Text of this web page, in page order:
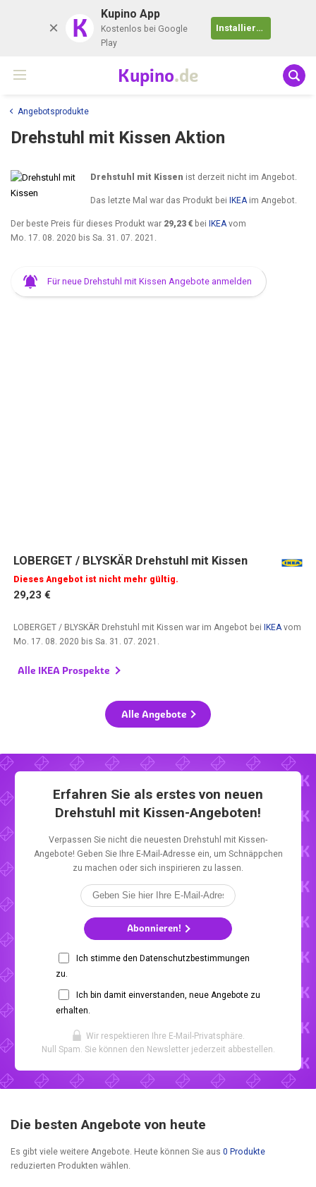
K Kupino App
Kostenlos bei Google
Play
Installieren
Kupino.de
Angebotsprodukte
Drehstuhl mit Kissen Aktion
Drehstuhl mit Kissen ist derzeit nicht im Angebot.
Das letzte Mal war das Produkt bei IKEAim Angebot.
Der beste Preis für dieses Produkt war 29,23 € bei IKEA vom
Mo. 17. 08. 2020 bis Sa. 31. 07. 2021
Für neue Drehstuhl mit Kissen Angebote anmelden
LOBERGET / BLYSKÄR Drehstuhl mit Kissen
Dieses Angebot ist nicht mehr gültig.
29,23 €
LOBERGET / BLYSKÄR Drehstuhl mit Kissen war im Angebot beiIKEA vom
Mo. 17. 08. 2020 bisSa. 31. 07. 2021
Alle IKEA Prospekte
Alle Angebote
Erfahren Sie als erstes von neuen
Drehstuhl mit Kissen-Angeboten!
Verpassen Sie nicht die neuesten Drehstuhl mit Kissen-
Angebote! Geben Sie Ihre E-Mail-Adresse ein, um Schnäppchen
zu machen oder sich inspirieren zu lassen.
Abonnieren!
Ich stimme den Datenschutzbestimmungen
zu.
Ich bin damit einverstanden, neue Angebote zu
erhalten.
Wir respektieren Ihre E-Mail-Privatsphäre.
Null Spam. Sie können den Newsletter jederzeit abbestellen.
Die besten Angebote von heute
Es gibt viele weitere Angebote. Heute können Sie aus 0 Produkte
reduzierten Produkten wählen.